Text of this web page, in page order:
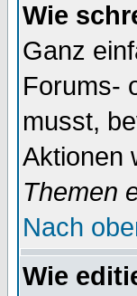
Wie
Ganz
Forums-
musst,
Aktionen
Themen
Nach
Wie